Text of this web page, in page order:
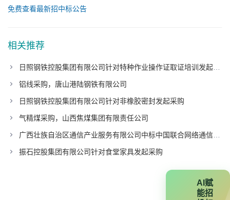
免费查看最新招中标公告
相关推荐
日照钢铁控股集团有限公司针对特种作业操作证取证培训发起采购
铝线采购，唐山港陆钢铁有限公司
日照钢铁控股集团有限公司针对非橡胶密封发起采购
气精煤采购，山西焦煤集团有限责任公司
广西壮族自治区通信产业服务有限公司中标中国联合网络通信有限公司广东省分公司项目
振石控股集团有限公司针对食堂家具发起采购
AI赋
能招